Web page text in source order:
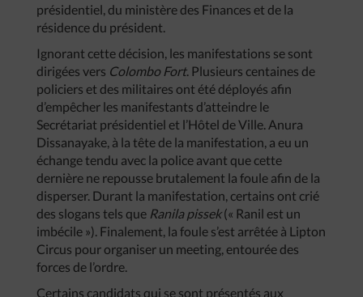
présidentiel, du ministère des Finances et de la
résidence du président.
Ignorant cette décision, les manifestations se sont
dirigées vers Colombo Fort. Plusieurs centaines de
policiers et des militaires ont été déployés afin
d’empêcher les manifestants d’atteindre le
Secrétariat présidentiel et l’Hôtel de Ville. Anura
Dissanayake, à la tête de la manifestation, a eu un
échange tendu avec la police avant que cette
dernière ne repousse brutalement la foule afin de la
disperser. Durant la manifestation, certains ont crié
des slogans tels que Ranila pissek(« Ranil est un
imbécile »). Finalement, la foule s’est arrêtée à Lipton
Circus pour organiser un meeting, entourée des
forces de l’ordre.
Certains candidats qui se sont présentés aux